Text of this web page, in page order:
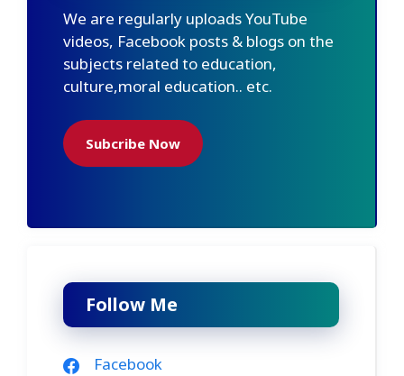
We are regularly uploads YouTube
videos, Facebook posts & blogs on the
subjects related to education,
culture,moral education.. etc.
Subcribe Now
Follow Me
Facebook